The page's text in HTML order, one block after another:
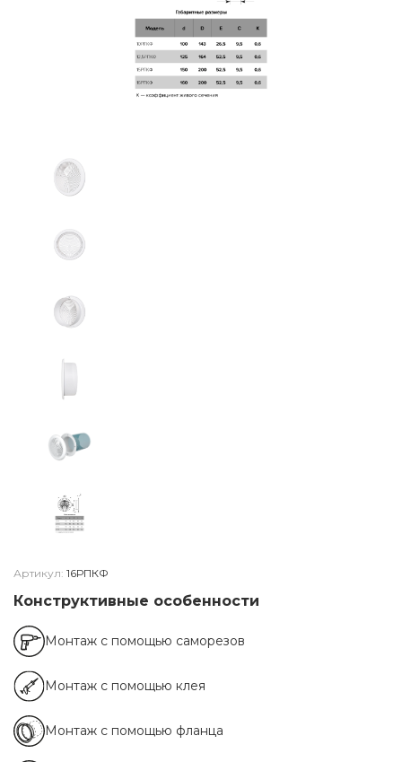
Артикул: 16РПКФ
Конструктивные особенности
Монтаж с помощью саморезов
Монтаж с помощью клея
Монтаж с помощью фланца